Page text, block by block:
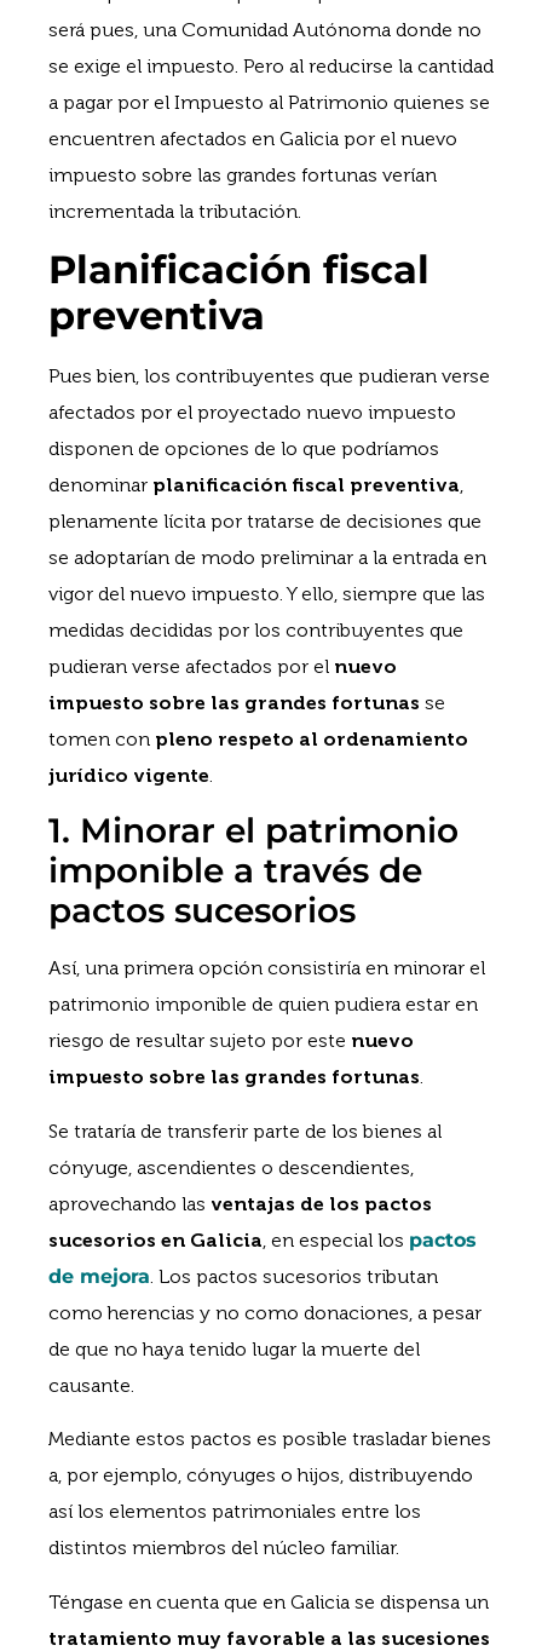
será pues, una Comunidad Autónoma donde no
se exige el impuesto. Pero al reducirse la cantidad
a pagar por el Impuesto al Patrimonio quienes se
encuentren afectados en Galicia por el nuevo
impuesto sobre las grandes fortunas verían
incrementada la tributación.
Planificación fiscal
preventiva
Pues bien, los contribuyentes que pudieran verse
afectados por el proyectado nuevo impuesto
disponen de opciones de lo que podríamos
denominar planificación fiscal preventiva,
plenamente lícita por tratarse de decisiones que
se adoptarían de modo preliminar a la entrada en
vigor del nuevo impuesto. Y ello, siempre que las
medidas decididas por los contribuyentes que
pudieran verse afectados por el nuevo
impuesto sobre las grandes fortunas se
tomen con pleno respeto al ordenamiento
jurídico vigente.
1. Minorar el patrimonio
imponible a través de
pactos sucesorios
Así, una primera opción consistiría en minorar el
patrimonio imponible de quien pudiera estar en
riesgo de resultar sujeto por este nuevo
impuesto sobre las grandes fortunas.
Se trataría de transferir parte de los bienes al
cónyuge, ascendientes o descendientes,
aprovechando las ventajas de los pactos
sucesorios en Galicia , en especial los pactos
de mejora . Los pactos sucesorios tributan
como herencias y no como donaciones, a pesar
de que no haya tenido lugar la muerte del
causante.
Mediante estos pactos es posible trasladar bienes
a, por ejemplo, cónyuges o hijos, distribuyendo
así los elementos patrimoniales entre los
distintos miembros del núcleo familiar.
Téngase en cuenta que en Galicia se dispensa un
tratamiento muy favorable a las sucesiones